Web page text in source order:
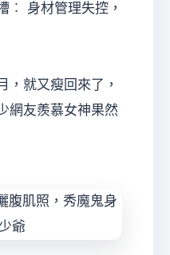
︰ 身材管理失控，
，就又瘦回來了，
網友羨慕女神果然